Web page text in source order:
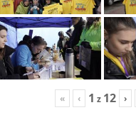
« ‹ 1 z 12 ›